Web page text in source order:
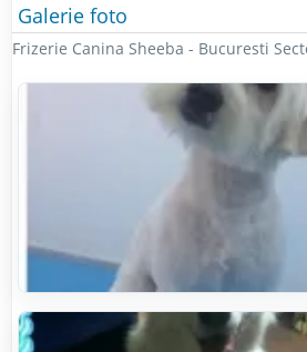
Galerie foto
Frizerie Canina Sheeba - Bucuresti